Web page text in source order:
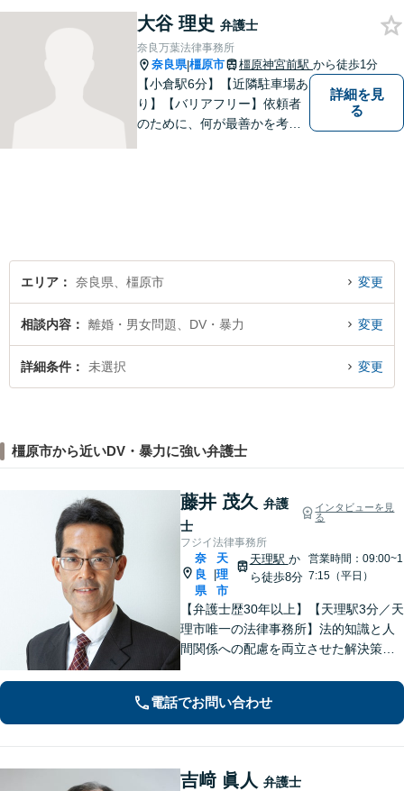
護士】地域密着型のアットホ
ームなリーガルサービスをご
提供させていただきます。
大谷 理史 弁護士
奈良万葉法律事務所
奈良県|橿原市 橿原神宮前駅 から徒歩1分
【小倉駅6分】【近隣駐車場あ
り】【バリアフリー】依頼者
のために、何が最善かを考
詳細を見
る
エリア 奈良県、橿原市 変更
相談内容 離婚・男女問題、DV・暴力 変更
詳細条件 未選択 変更
橿原市から近いDV・暴力に強い弁護士
藤井 茂久 弁護
士
インタビューを見
る
フジイ法律事務所
奈
良
県
天
理
市
天理駅 か
ら徒歩8分
営業時間：09:00~1
7:15（平日）
【弁護士歴30年以上】【天理駅3分／天
理市唯一の法律事務所】法的知識と人
間関係への配慮を両立させた解決策を
法書士・不動産鑑定士など」相続に関
わる問題を総合的に解決へ導きます
電話でお問い合わせ
吉﨑 眞人 弁護士